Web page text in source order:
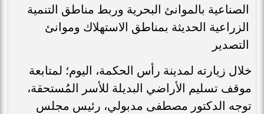
الصناعية بالموانئ البحرية وربط مناطق التنمية
الزراعية الحديثة بمناطق الاستهلاك وموانئ
التصدير
خلال زيارته لمدينة رأس الحكمة، اليوم؛ لمتابعة
موقف تسليم الأراضي البديلة للأسر المُستحقة،
توجه الدكتور مصطفى مدبولي، رئيس مجلس